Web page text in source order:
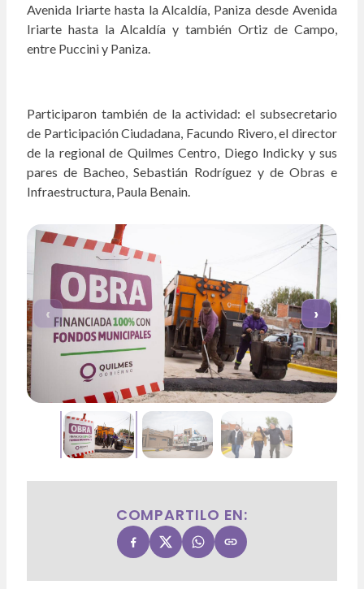
Avenida Iriarte hasta la Alcaldía, Paniza desde Avenida
Iriarte hasta la Alcaldía y también Ortiz de Campo,
entre Puccini y Paniza.
Participaron también de la actividad: el subsecretario
de Participación Ciudadana, Facundo Rivero, el director
de la regional de Quilmes Centro, Diego Indicky y sus
pares de Bacheo, Sebastián Rodríguez y de Obras e
Infraestructura, Paula Benain.
‹ ›
COMPARTILO EN: